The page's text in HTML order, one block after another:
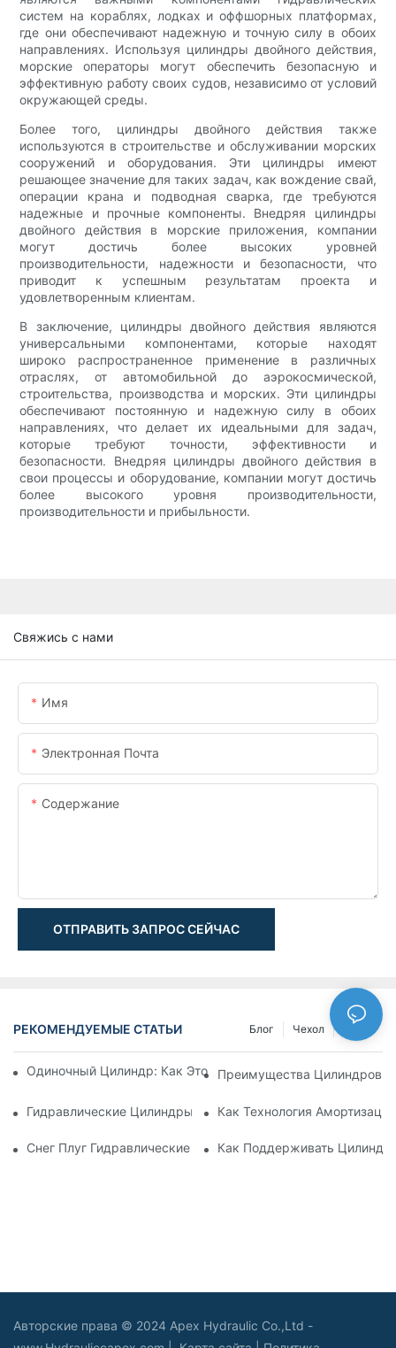
систем на кораблях, лодках и оффшорных платформах,
где они обеспечивают надежную и точную силу в обоих
направлениях. Используя цилиндры двойного действия,
морские операторы могут обеспечить безопасную и
эффективную работу своих судов, независимо от условий
окружающей среды.
Более того, цилиндры двойного действия также
используются в строительстве и обслуживании морских
сооружений и оборудования. Эти цилиндры имеют
решающее значение для таких задач, как вождение свай,
операции крана и подводная сварка, где требуются
надежные и прочные компоненты. Внедряя цилиндры
двойного действия в морские приложения, компании
могут достичь более высоких уровней
производительности, надежности и безопасности, что
приводит к успешным результатам проекта и
удовлетворенным клиентам.
В заключение, цилиндры двойного действия являются
универсальными компонентами, которые находят
широко распространенное применение в различных
отраслях, от автомобильной до аэрокосмической,
строительства, производства и морских. Эти цилиндры
обеспечивают постоянную и надежную силу в обоих
направлениях, что делает их идеальными для задач,
которые требуют точности, эффективности и
безопасности. Внедряя цилиндры двойного действия в
свои процессы и оборудование, компании могут достичь
более высокого уровня производительности,
производительности и прибыльности.
Свяжись с нами
Имя
Электронная Почта
Содержание
ОТПРАВИТЬ ЗАПРОС СЕЙЧАС
РЕКОМЕНДУЕМЫЕ СТАТЬИ NEWS
Чехол
Блог
Одиночный Цилиндр: Как Это Работает & Общие
Преимущества Цилиндров
Гидравлические Цилиндры С Амортизацией:
Как Технология
Снег Плуг Гидравлические Цилиндры: Основные
Как Поддерживать Цилиндр
Авторские права © 2024 Apex Hydraulic Co.,Ltd -